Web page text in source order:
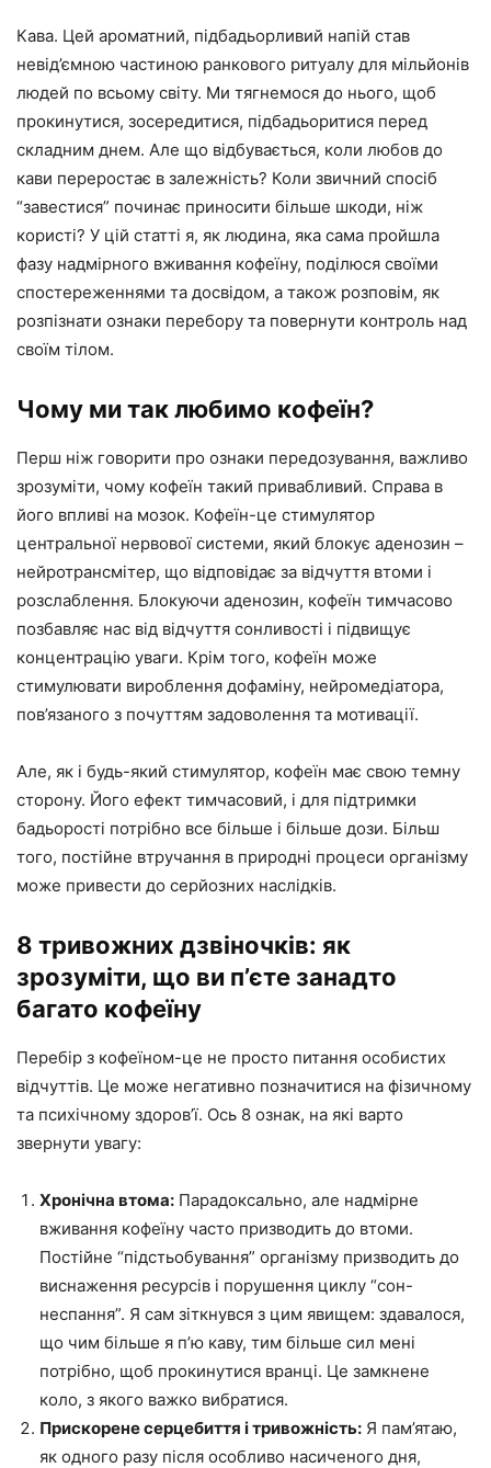
Кава. Цей ароматний, підбадьорливий напій став
невід’ємною частиною ранкового ритуалу для мільйонів
людей по всьому світу. Ми тягнемося до нього, щоб
прокинутися, зосередитися, підбадьоритися перед
складним днем. Але що відбувається, коли любов до
кави переростає в залежність? Коли звичний спосіб
“завестися” починає приносити більше шкоди, ніж
користі? У цій статті я, як людина, яка сама пройшла
фазу надмірного вживання кофеїну, поділюся своїми
спостереженнями та досвідом, а також розповім, як
розпізнати ознаки перебору та повернути контроль над
своїм тілом.
Чому ми так любимо кофеїн?
Перш ніж говорити про ознаки передозування, важливо
зрозуміти, чому кофеїн такий привабливий. Справа в
його впливі на мозок. Кофеїн-це стимулятор
центральної нервової системи, який блокує аденозин –
нейротрансмітер, що відповідає за відчуття втоми і
розслаблення. Блокуючи аденозин, кофеїн тимчасово
позбавляє нас від відчуття сонливості і підвищує
концентрацію уваги. Крім того, кофеїн може
стимулювати вироблення дофаміну, нейромедіатора,
пов’язаного з почуттям задоволення та мотивації.
Але, як і будь-який стимулятор, кофеїн має свою темну
сторону. Його ефект тимчасовий, і для підтримки
бадьорості потрібно все більше і більше дози. Більш
того, постійне втручання в природні процеси організму
може привести до серйозних наслідків.
8 тривожних дзвіночків: як
зрозуміти, що ви п’єте занадто
багато кофеїну
Перебір з кофеїном-це не просто питання особистих
відчуттів. Це може негативно позначитися на фізичному
та психічному здоров’ї. Ось 8 ознак, на які варто
звернути увагу:
Хронічна втома: Парадоксально, але надмірне
вживання кофеїну часто призводить до втоми.
Постійне “підстьобування” організму призводить до
виснаження ресурсів і порушення циклу “сон-
неспання”. Я сам зіткнувся з цим явищем: здавалося,
що чим більше я п’ю каву, тим більше сил мені
потрібно, щоб прокинутися вранці. Це замкнене
коло, з якого важко вибратися.
Прискорене серцебиття і тривожність: Я пам’ятаю,
як одного разу після особливо насиченого дня,